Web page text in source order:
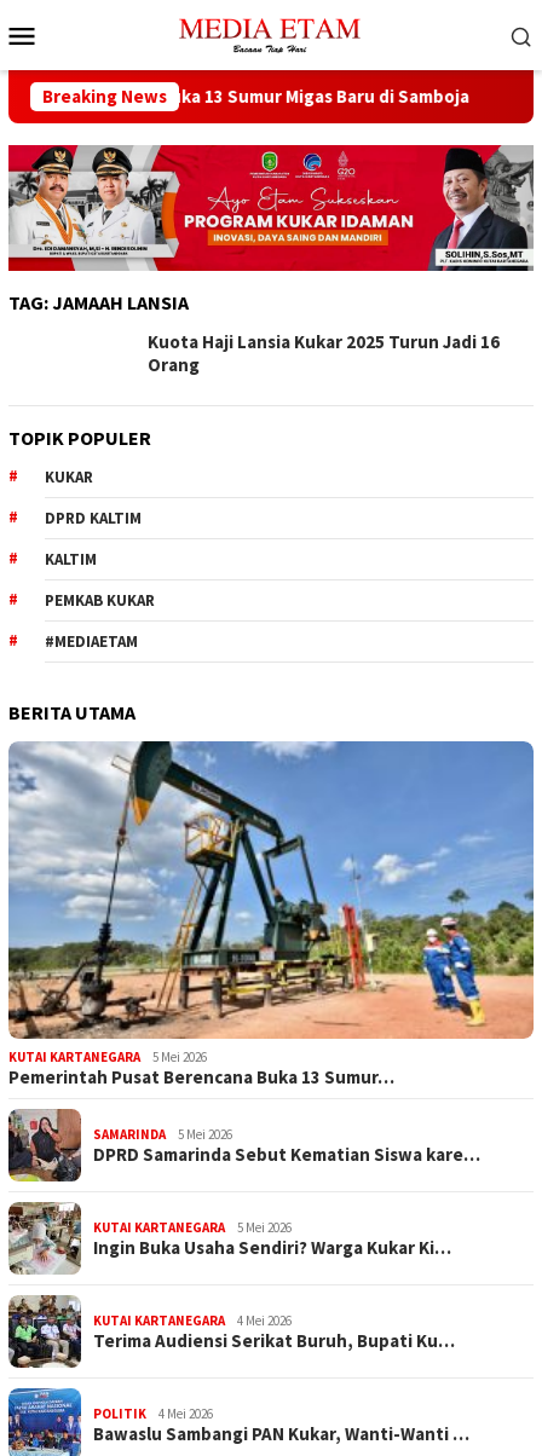
ke
Mobile
Breaking News
Berencana Buka 13 Sumur Migas Baru di Samboja
TAG:JAMAAH LANSIA
Kuota Haji Lansia Kukar 2025 Turun Jadi 16
Orang
TOPIK POPULER
KUKAR
DPRD KALTIM
KALTIM
PEMKAB KUKAR
#MEDIAETAM
BERITA UTAMA
KUTAI KARTANEGARA 5 Mei 2026
Pemerintah Pusat Berencana Buka 13 Sumur…
SAMARINDA 5 Mei 2026
DPRD Samarinda Sebut Kematian Siswa kare…
KUTAI KARTANEGARA 5 Mei 2026
Ingin Buka Usaha Sendiri? Warga Kukar Ki…
KUTAI KARTANEGARA 4 Mei 2026
Terima Audiensi Serikat Buruh, Bupati Ku…
POLITIK 4 Mei 2026
Bawaslu Sambangi PAN Kukar, Wanti-Wanti …